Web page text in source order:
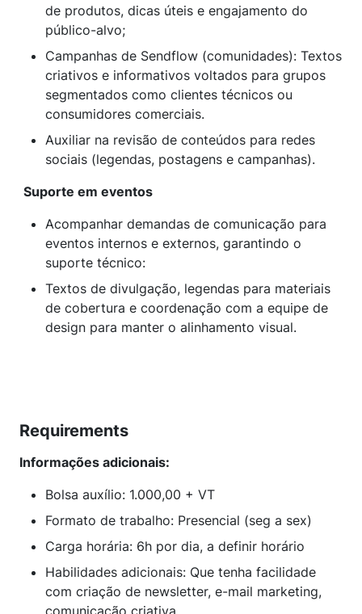
de produtos, dicas úteis e engajamento do
público-alvo;
Campanhas de Sendflow (comunidades): Textos
criativos e informativos voltados para grupos
segmentados como clientes técnicos ou
consumidores comerciais.
Auxiliar na revisão de conteúdos para redes
sociais (legendas, postagens e campanhas).
Suporte em eventos
Acompanhar demandas de comunicação para
eventos internos e externos, garantindo o
suporte técnico:
Textos de divulgação, legendas para materiais
de cobertura e coordenação com a equipe de
design para manter o alinhamento visual.
Requirements
Informações adicionais:
Bolsa auxílio: 1.000,00 + VT
Formato de trabalho: Presencial (seg a sex)
Carga horária: 6h por dia, a definir horário
Habilidades adicionais: Que tenha facilidade
com criação de newsletter, e-mail marketing,
comunicação criativa